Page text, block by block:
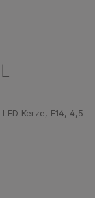
LED Kerze, E14, 4,5